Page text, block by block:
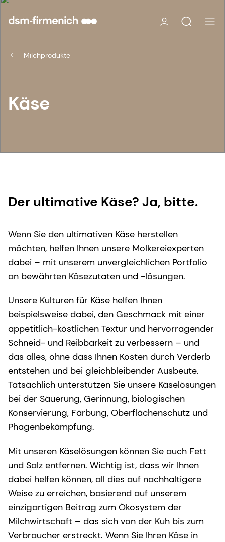
Milchprodukte
Käse
Der ultimative Käse? Ja, bitte.
Wenn Sie den ultimativen Käse herstellen
möchten, helfen Ihnen unsere Molkereiexperten
dabei – mit unserem unvergleichlichen Portfolio
an bewährten Käsezutaten und -lösungen.
Unsere Kulturen für Käse helfen Ihnen
beispielsweise dabei, den Geschmack mit einer
appetitlich-köstlichen Textur und hervorragender
Schneid- und Reibbarkeit zu verbessern – und
das alles, ohne dass Ihnen Kosten durch Verderb
entstehen und bei gleichbleibender Ausbeute.
Tatsächlich unterstützen Sie unsere Käselösungen
bei der Säuerung, Gerinnung, biologischen
Konservierung, Färbung, Oberflächenschutz und
Phagenbekämpfung.
Mit unseren Käselösungen können Sie auch Fett
und Salz entfernen. Wichtig ist, dass wir Ihnen
dabei helfen können, all dies auf nachhaltigere
Weise zu erreichen, basierend auf unserem
einzigartigen Beitrag zum Ökosystem der
Milchwirtschaft – das sich von der Kuh bis zum
Verbraucher erstreckt. Wenn Sie Ihren Käse in